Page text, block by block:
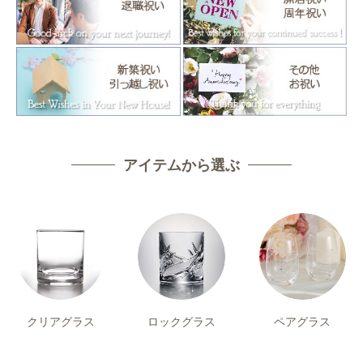
アイテムから選ぶ
クリアグラス ロックグラス ペアグラス